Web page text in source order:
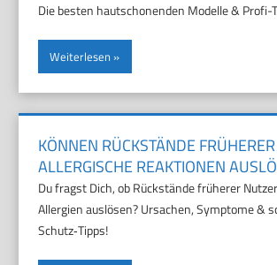
Die besten hautschonenden Modelle & Profi-
Weiterlesen
KÖNNEN RÜCKSTÄNDE
ALLERGISCHE REAKTIONEN
Du fragst Dich, ob Rückstände früherer
Allergien auslösen? Ursachen, Symptome &
Schutz‑Tipps!